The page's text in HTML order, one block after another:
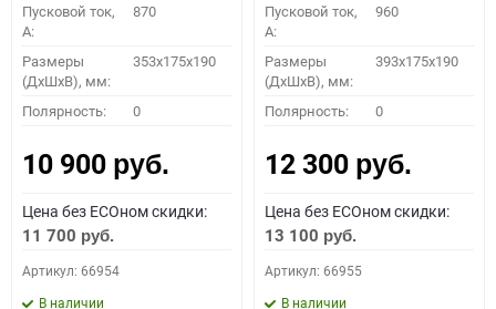
Пусковой ток,
A:
870
Размеры
(ДхШхВ), мм:
353x175x190
Полярность: 0
10 900 руб.
Цена без ECOном скидки:
11 700 руб.
Артикул: 66954
В наличии
Пусковой ток,
A:
960
Размеры
(ДхШхВ), мм:
393x175x190
Полярность: 0
12 300 руб.
Цена без ECOном скидки:
13 100 руб.
Артикул: 66955
В наличии